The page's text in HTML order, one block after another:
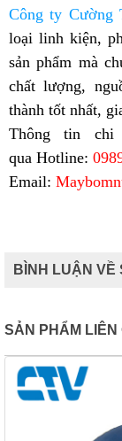
Công ty Cường
loại linh kiện,
sản phẩm mà
chất lượng,
thành tốt nhất,
Thông tin
qua Hotline:
Email:
BÌNH LUẬN VỀ
SẢN PHẨM LIÊN